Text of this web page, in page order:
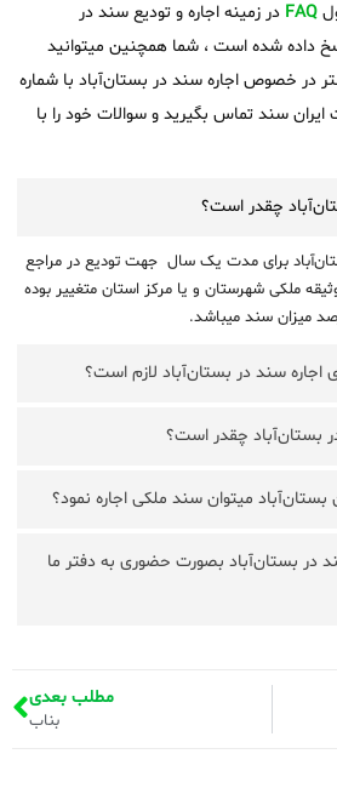
FAQ در زمینه اجاره و تودیع سند در
داده شده است ، شما همچنین میتوانید
در خصوص اجاره سند در بستان‌آباد با شماره
سند تماس بگیرید و سوالات خود را با
چقدر است؟
برای مدت یک سال جهت تودیع در مراجع
ملکی شهرستان و یا مرکز استان متغییر بوده
اجاره سند در بستان‌آباد لازم است؟
بستان‌آباد چقدر است؟
بستان‌آباد میتوان سند ملکی اجاره نمود؟
در بستان‌آباد بصورت حضوری به دفتر ما
مطلب بعدی
بناب